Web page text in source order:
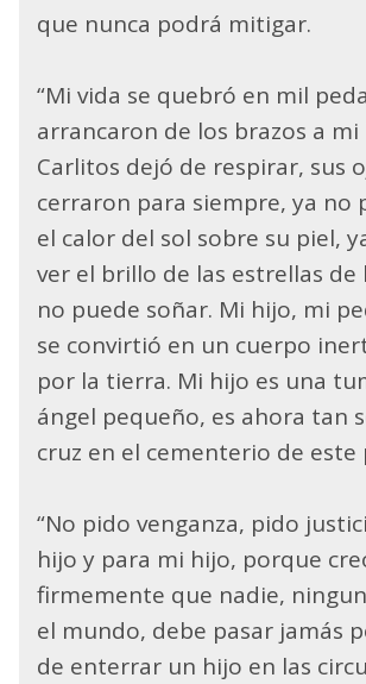
que nunca podrá mitigar.
“Mi vida se quebró en mil
arrancaron de los brazos a mi
Carlitos dejó de respirar, sus
cerraron para siempre, ya no
el calor del sol sobre su piel,
ver el brillo de las estrellas de
no puede soñar. Mi hijo, mi
se convirtió en un cuerpo
por la tierra. Mi hijo es una
ángel pequeño, es ahora tan
cruz en el cementerio de este
“No pido venganza, pido
hijo y para mi hijo, porque
firmemente que nadie,
el mundo, debe pasar jamás
de enterrar un hijo en las